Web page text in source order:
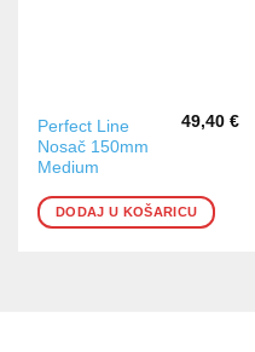
Perfect Line
Nosač 150mm
Medium
49,40 €
DODAJ U KOŠARICU